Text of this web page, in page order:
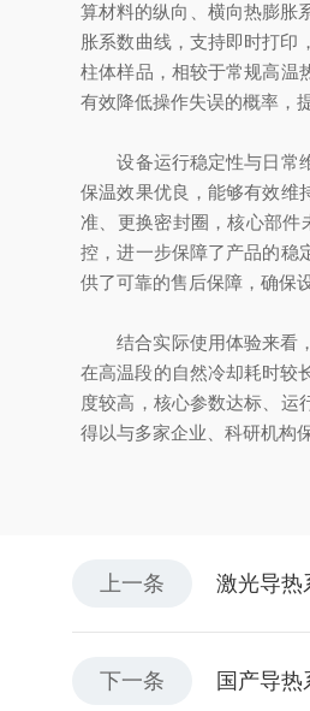
算材料的纵向、横向热膨胀
胀系数曲线，支持即时打印
柱体样品，相较于常规高温
有效降低操作失误的概率，
设备运行稳定性与日常维
保温效果优良，能够有效维
准、更换密封圈，核心部件
控，进一步保障了产品的稳
供了可靠的售后保障，确保
结合实际使用体验来看，
在高温段的自然冷却耗时较
度较高，核心参数达标、运
得以与多家企业、科研机构
上一条 激光导热
下一条 国产导